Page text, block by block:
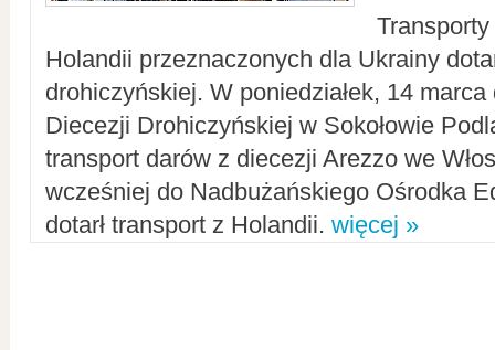
Holandii przeznaczonych dla Ukrainy
drohiczyńskiej. W poniedziałek, 14
Diecezji Drohiczyńskiej w Sokołowie
transport darów z diecezji Arezzo we
wcześniej do Nadbużańskiego Ośrodka
dotarł transport z Holandii. więcej »